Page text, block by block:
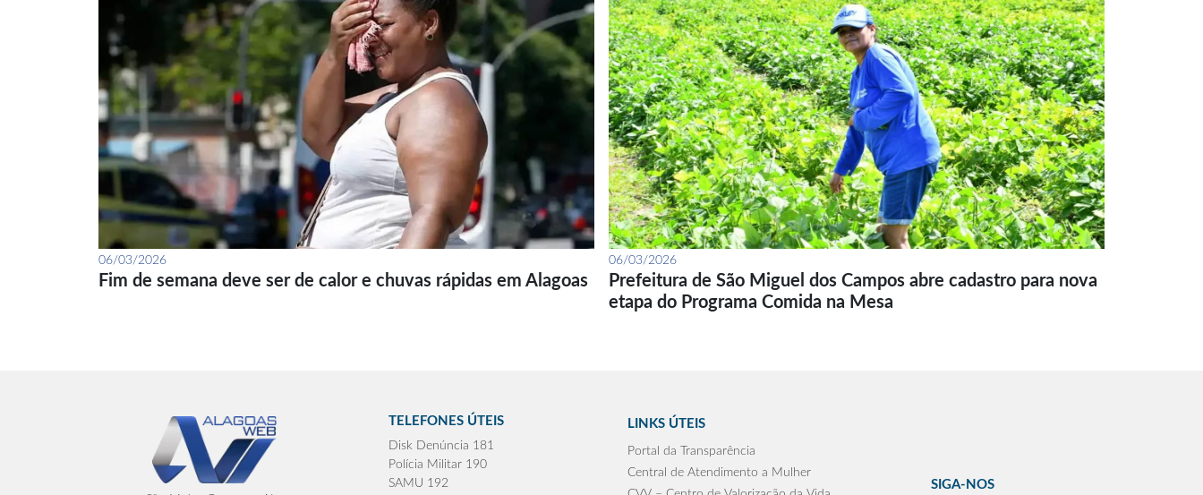
06/03/2026
Fim de semana deve ser de calor e chuvas rápidas em Alagoas
06/03/2026
Prefeitura de São Miguel dos Campos abre cadastro para nova
etapa do Programa Comida na Mesa
TELEFONES ÚTEIS
Disk Denúncia 181
Polícia Militar 190
SAMU 192
LINKS ÚTEIS
Portal da Transparência
Central de Atendimento a Mulher
SIGA-NOS